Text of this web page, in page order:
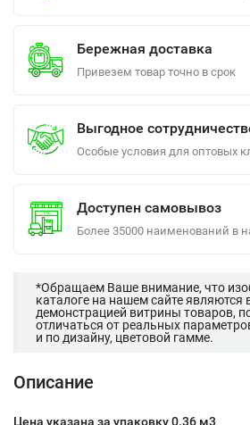
Бережная доставка
Привезем товар точно в срок
Выгодное
Особые условия для оптовых
Доступен самовывоз
Более 35000 наименований в
*Обращаем Ваше внимание, что
каталоге на нашем сайте являются
демонстрацией витрины товаров,
отличаться от реальных
и по дизайну, цветовой гамме.
Описание
Цена указана за упаковку 0.36 м3